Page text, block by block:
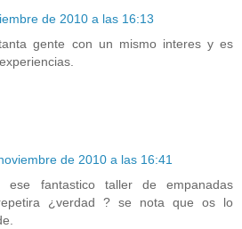
de 2010 a las 16:13
gente con un mismo interes y es
de 2010 a las 16:41
ese fantastico taller de empanadas
¿verdad ? se nota que os lo